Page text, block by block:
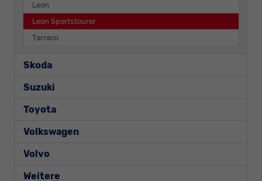
Leon
Leon Sportstourer
Tarraco
Skoda
Suzuki
Toyota
Volkswagen
Volvo
Weitere